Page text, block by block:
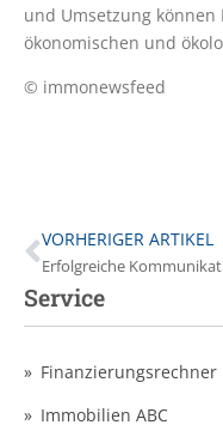
Service
Finanzierungsrechner
Immobilien ABC
und Umsetzung
ökonomischen und
© immonewsfeed
VORHERIGER ARTIKEL